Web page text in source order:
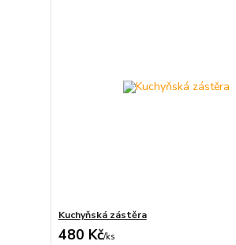
Kuchyňská zástěra
480 Kč/ks